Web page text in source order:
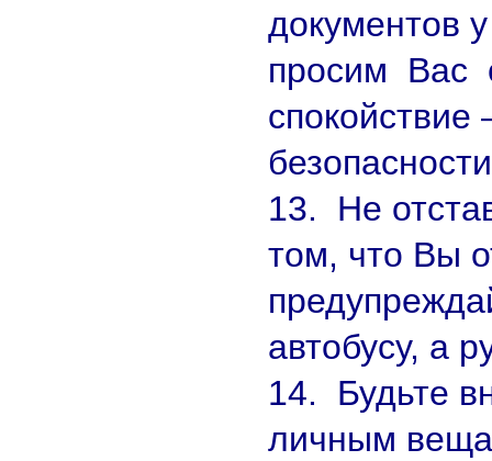
документов
просим Вас
13. Не
том, что Вы
автобусу, а
14. Будьте
личным